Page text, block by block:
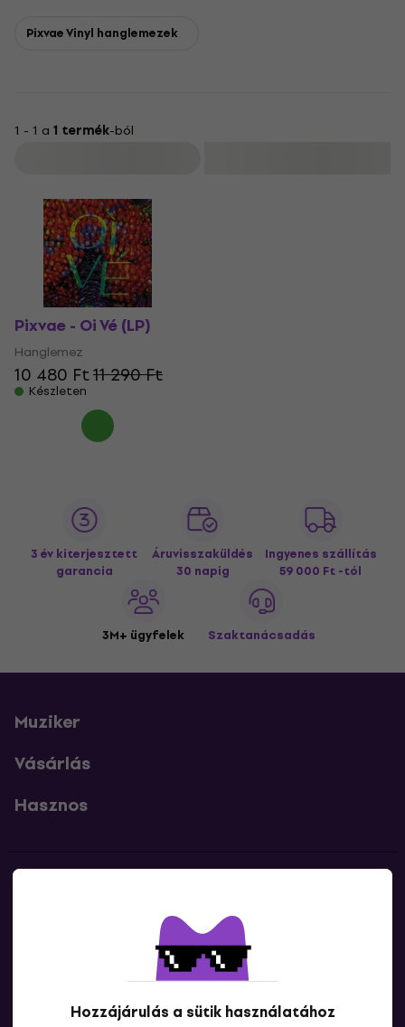
Hozzájárulás a sütik használatához
Pixvae Vinyl hanglemezek
1 - 1 a 1 termék-ból
Pixvae - Oi Vé (LP)
Hanglemez
10 480 Ft11 290 Ft
Készleten
3 év kiterjesztett
garancia
Áruvisszaküldés
30 napig
Ingyenes szállítás
59 000 Ft -tól
3M+ ügyfelek Szaktanácsadás
Muziker
Vásárlás
Hasznos
Lépj kapcsolatba velünk